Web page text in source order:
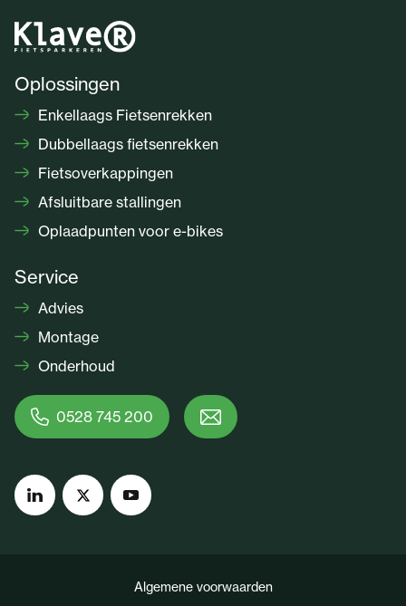
Oplossingen
Enkellaags Fietsenrekken
Dubbellaags fietsenrekken
Fietsoverkappingen
Afsluitbare stallingen
Oplaadpunten voor e-bikes
Service
Advies
Montage
Onderhoud
0528 745 200
Algemene voorwaarden